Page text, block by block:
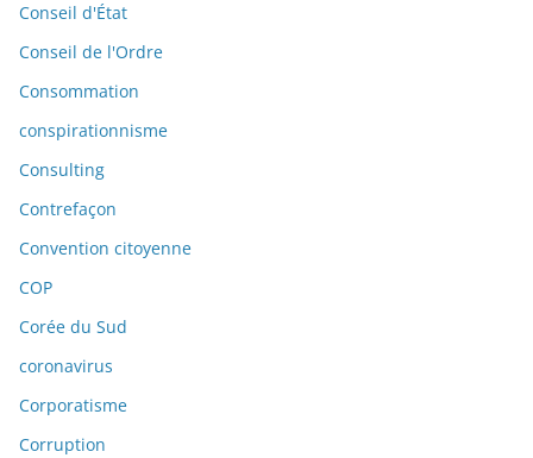
Conseil d'État
Conseil de l'Ordre
Consommation
conspirationnisme
Consulting
Contrefaçon
Convention citoyenne
COP
Corée du Sud
coronavirus
Corporatisme
Corruption